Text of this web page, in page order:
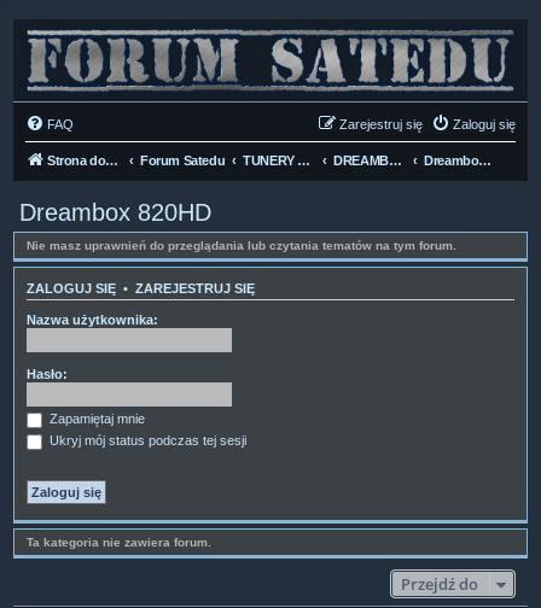
FAQ Zaloguj się
Zarejestruj się
Strona domowa Forum Satedu TUNERY SAT HD-LINUX DREAMBOX HD Dreambox 820HD
Dreambox 820HD
Nie masz uprawnień do przeglądania lub czytania tematów na tym forum.
ZALOGUJ SIĘ • ZAREJESTRUJ SIĘ
Nazwa użytkownika:
Hasło:
Zapamiętaj mnie
Ukryj mój status podczas tej sesji
Ta kategoria nie zawiera forum.
Przejdź do